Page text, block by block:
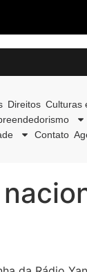
Direitos Culturas
Contato